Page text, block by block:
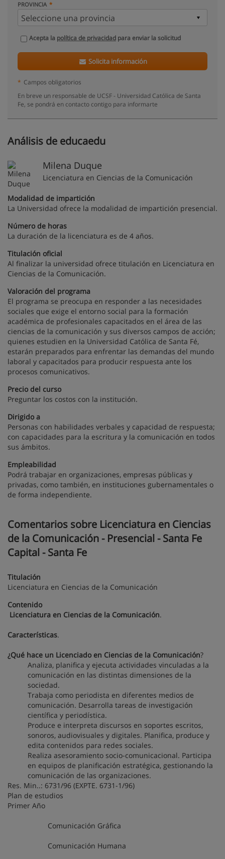
PROVINCIA
Acepta la política de privacidad para enviar la solicitud
Solicita información
* Campos obligatorios
En breve un responsable de UCSF - Universidad Católica de Santa
Fe, se pondrá en contacto contigo para informarte
Análisis de educaedu
Milena Duque
Licenciatura en Ciencias de la Comunicación
Modalidad de impartición
La Universidad ofrece la modalidad de impartición presencial.
Número de horas
La duración de la licenciatura es de 4 años.
Titulación oficial
Al finalizar la universidad ofrece titulación en Licenciatura en
Ciencias de la Comunicación.
Valoración del programa
El programa se preocupa en responder a las necesidades
sociales que exige el entorno social para la formación
académica de profesionales capacitados en el área de las
ciencias de la comunicación y sus diversos campos de acción;
quienes estudien en la Universidad Católica de Santa Fé,
estarán preparados para enfrentar las demandas del mundo
laboral y capacitados para producir respuesta ante los
procesos comunicativos.
Precio del curso
Preguntar los costos con la institución.
Dirigido a
Personas con habilidades verbales y capacidad de respuesta;
con capacidades para la escritura y la comunicación en todos
sus ámbitos.
Empleabilidad
Podrá trabajar en organizaciones, empresas públicas y
privadas, como también, en instituciones gubernamentales o
de forma independiente.
Comentarios sobre Licenciatura en Ciencias
de la Comunicación - Presencial - Santa Fe
Capital - Santa Fe
Titulación
Licenciatura en Ciencias de la Comunicación
Contenido
Licenciatura en Ciencias de la Comunicación.
Características.
¿Qué hace un Licenciado en Ciencias de la Comunicación?
Analiza, planifica y ejecuta actividades vinculadas a la
comunicación en las distintas dimensiones de la
sociedad.
Trabaja como periodista en diferentes medios de
comunicación. Desarrolla tareas de investigación
científica y periodística.
Produce e interpreta discursos en soportes escritos,
sonoros, audiovisuales y digitales. Planifica, produce y
edita contenidos para redes sociales.
Realiza asesoramiento socio-comunicacional. Participa
en equipos de planificación estratégica, gestionando la
comunicación de las organizaciones.
Res. Min..: 6731/96 (EXPTE. 6731-1/96)
Plan de estudios
Primer Año
Comunicación Gráfica
Comunicación Humana